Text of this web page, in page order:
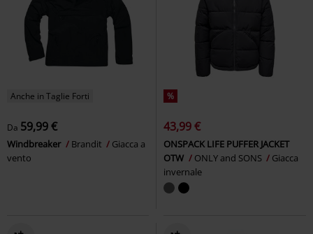
Anche in Taglie Forti
Da 59,99 €
Windbreaker Brandit
Giacca a
vento
%
43,99 €
ONSPACK LIFE PUFFER JACKET
OTW
ONLY and SONS
Giacca
invernale